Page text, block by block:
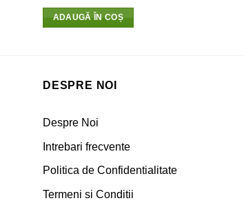
ADAUGĂ ÎN COȘ
DESPRE NOI
Despre Noi
Intrebari frecvente
Politica de Confidentialitate
Termeni si Conditii